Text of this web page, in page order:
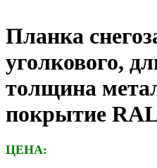
Планка
уголкового,
толщина
покрытие
ЦЕНА: